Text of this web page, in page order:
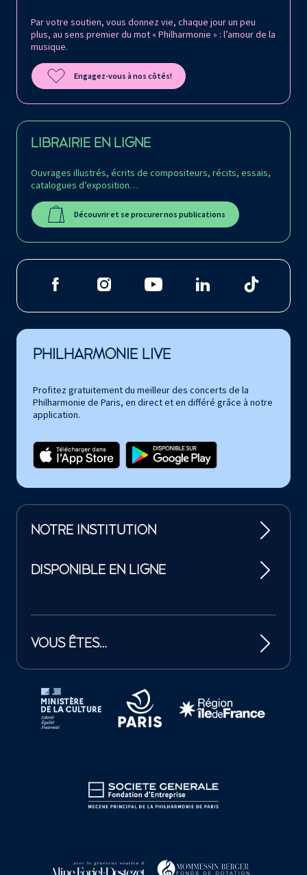
Par votre soutien, vous donnez vie, chaque jour un peu
plus, au sens premier du mot « Philharmonie » : l’amour de la
musique.
Engagez-vous à nos côtés!
LIBRAIRIE EN LIGNE
Ouvrages illustrés, écrits de compositeurs, récits, essais,
catalogues d’exposition…
Découvrir et se procurer nos publications
PHILHARMONIE LIVE
Profitez gratuitement du meilleur des concerts de la
Philharmonie de Paris, en direct et en différé grâce à notre
application.
NOTRE INSTITUTION
DISPONIBLE EN LIGNE
VOUS ÊTES…
Tutelles et mécènes de la Philharmonie de Paris